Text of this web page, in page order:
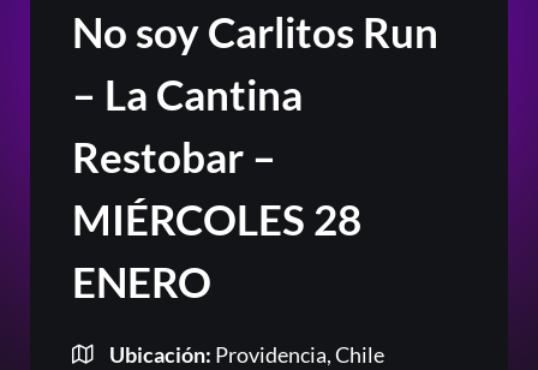
No soy Carlitos Run
– La Cantina
Restobar –
MIÉRCOLES 28
ENERO
Ubicación: Providencia, Chile